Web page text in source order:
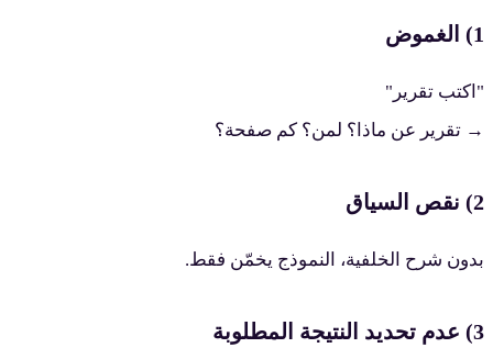
تقرير"
تقرير عن ماذا؟ لمن؟ كم صفحة؟
شرح الخلفية، النموذج يخمّن فقط.